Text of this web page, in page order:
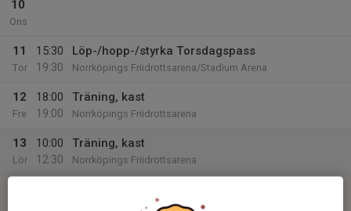
10
Ons
11
Tor
15:30
19:30
Löp-/hopp-/styrka Torsdagspass
Norrköpings Friidrottsarena/Stadium Arena
12
Fre
18:00
19:00
Träning, kast
Norrköpings Friidrottsarena
13
Lör
10:00
12:30
Träning, kast
Norrköpings Friidrottsarena